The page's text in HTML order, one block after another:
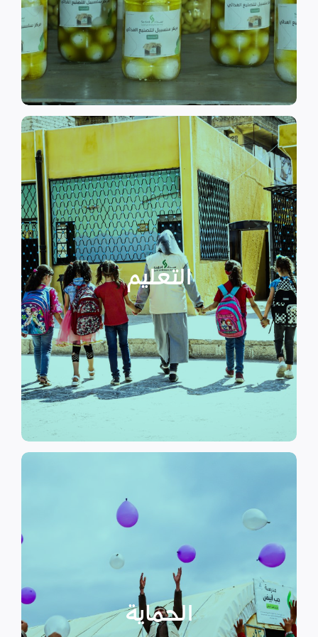
الى الاهتمام بالمشاريع التنموية.
اقرأ المزيد
التعليم
التعليم
نهدف إلى توفير مناهج التعليم غير
الرسمي وبرامج التوعية التي
تستهدف الناشئين والأطفال مما
يساهم في تعزيز السلام و دعم
الأطفال المنقطعين عن العملية
التعليمية أو المتأخرين عن المراحل
الدراسية بسبب الصراع القائم.
اقرأ المزيد
الحماية
الحماية
الأسر المهمشة والتي ترأسها إناث
عبر تعزيز المساعدة الإنسانية التي
تراعي الأمور الخاصة بالنوع
الاجتماعي “الجنساني” مع التركيز